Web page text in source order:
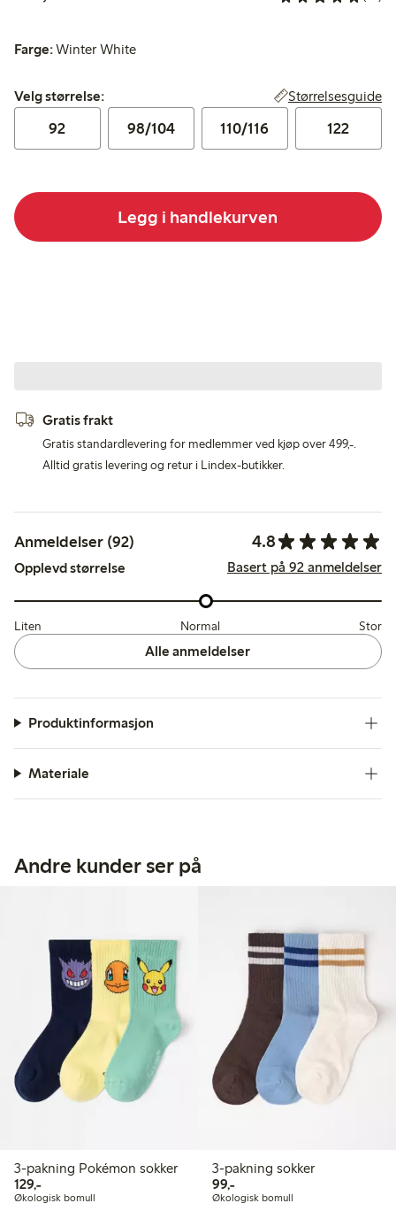
Farge:Winter White
Velg størrelse:
Velg størrelse: Størrelsesguide
92 98/104 110/116 122
Legg i handlekurven
Gratis frakt
Gratis standardlevering for medlemmer ved kjøp over 499,-.
Alltid gratis levering og retur i Lindex-butikker.
Anmeldelser (92) 4.8
Opplevd størrelse Basert på 92 anmeldelser
Liten Normal Stor
Alle anmeldelser
Produktinformasjon
Materiale
Andre kunder ser på
3-pakning Pokémon sokker
129,-129,00 kr
Økologisk bomull
3-pakning sokker
99,-99,00 kr
Økologisk bomull